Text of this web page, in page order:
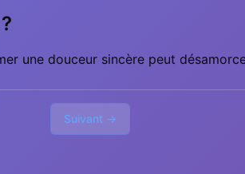
une douceur sincère peut
Suivant →